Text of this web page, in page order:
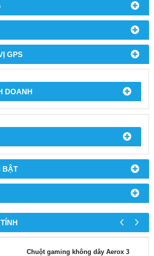
GPS
DOANH
BẬT
Chuột gaming không dây Aerox 3
‹ ›